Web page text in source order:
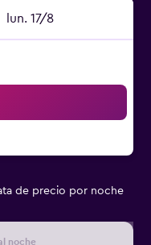
lun. 17/8
de precio por noche
noche